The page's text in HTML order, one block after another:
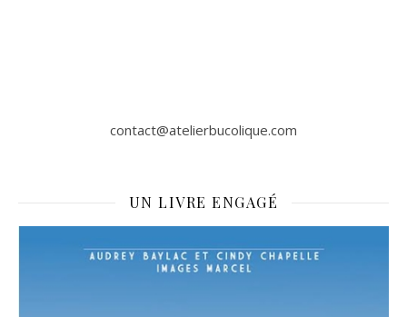
contact@atelierbucolique.com
UN LIVRE ENGAGÉ